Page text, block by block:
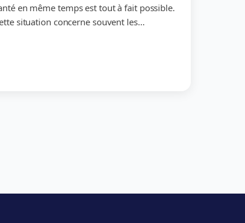
en même temps est tout à fait possible.
situation concerne souvent les…